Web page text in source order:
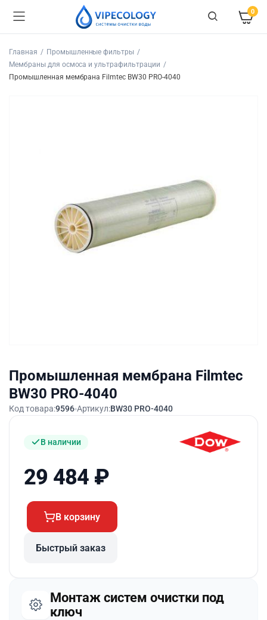
0
Главная
Промышленные фильтры
Мембраны для осмоса и ультрафильтрации
Промышленная мембрана Filmtec BW30 PRO-4040
Промышленная мембрана Filmtec
BW30 PRO-4040
Код товара:9596 Артикул:BW30 PRO-4040
В наличии
29 484 ₽
В корзину
Быстрый заказ
Монтаж систем очистки под
ключ